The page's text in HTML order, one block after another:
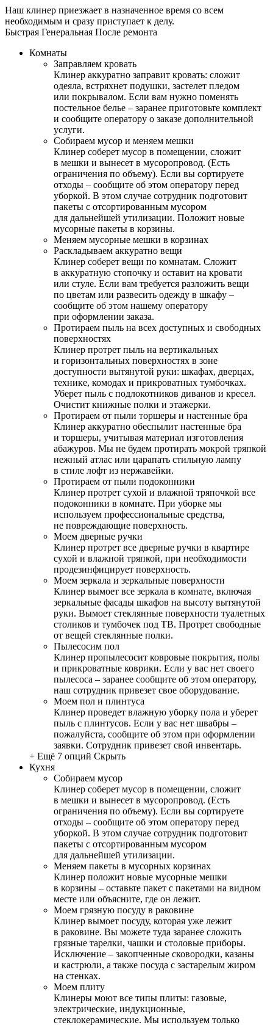
Наш клинер приезжает в назначенное время со всем
необходимым и сразу приступает к делу.
Быстрая Генеральная После ремонта
Комнаты
Заправляем кровать
Клинер аккуратно заправит кровать: сложит
одеяла, встряхнет подушки, застелет пледом
или покрывалом. Если вам нужно поменять
постельное белье – заранее приготовьте комплект
и сообщите оператору о заказе дополнительной
услуги.
Собираем мусор и меняем мешки
Клинер соберет мусор в помещении, сложит
в мешки и вынесет в мусоропровод. (Есть
ограничения по объему). Если вы сортируете
отходы – сообщите об этом оператору перед
уборкой. В этом случае сотрудник подготовит
пакеты с отсортированным мусором
для дальнейшей утилизации. Положит новые
мусорные пакеты в корзины.
Меняем мусорные мешки в корзинах
Раскладываем аккуратно вещи
Клинер соберет вещи по комнатам. Сложит
в аккуратную стопочку и оставит на кровати
или стуле. Если вам требуется разложить вещи
по цветам или развесить одежду в шкафу –
сообщите об этом нашему оператору
при оформлении заказа.
Протираем пыль на всех доступных и свободных
поверхностях
Клинер протрет пыль на вертикальных
и горизонтальных поверхностях в зоне
доступности вытянутой руки: шкафах, дверцах,
технике, комодах и прикроватных тумбочках.
Уберет пыль с подлокотников диванов и кресел.
Очистит книжные полки и этажерки.
Протираем от пыли торшеры и настенные бра
Клинер аккуратно обеспылит настенные бра
и торшеры, учитывая материал изготовления
абажуров. Мы не будем протирать мокрой тряпкой
нежный атлас или царапать стильную лампу
в стиле лофт из нержавейки.
Протираем от пыли подоконники
Клинер протрет сухой и влажной тряпочкой все
подоконники в комнате. При уборке мы
используем профессиональные средства,
не повреждающие поверхность.
Моем дверные ручки
Клинер протрет все дверные ручки в квартире
сухой и влажной тряпкой, при необходимости
продезинфицирует поверхность.
Моем зеркала и зеркальные поверхности
Клинер вымоет все зеркала в комнате, включая
зеркальные фасады шкафов на высоту вытянутой
руки. Вымоет стеклянные поверхности туалетных
столиков и тумбочек под ТВ. Протрет свободные
от вещей стеклянные полки.
Пылесосим пол
Клинер пропылесосит ковровые покрытия, полы
и прикроватные коврики. Если у вас нет своего
пылесоса – заранее сообщите об этом оператору,
наш сотрудник привезет свое оборудование.
Моем пол и плинтуса
Клинер проведет влажную уборку пола и уберет
пыль с плинтусов. Если у вас нет швабры –
пожалуйста, сообщите об этом при оформлении
заявки. Сотрудник привезет свой инвентарь.
+ Ещё 7 опций Скрыть
Кухня
Собираем мусор
Клинер соберет мусор в помещении, сложит
в мешки и вынесет в мусоропровод. (Есть
ограничения по объему). Если вы сортируете
отходы – сообщите об этом оператору перед
уборкой. В этом случае сотрудник подготовит
пакеты с отсортированным мусором
для дальнейшей утилизации.
Меняем пакеты в мусорных корзинах
Клинер положит новые мусорные мешки
в корзины – оставьте пакет с пакетами на видном
месте или объясните, где он лежит.
Моем грязную посуду в раковине
Клинер вымоет посуду, которая уже лежит
в раковине. Вы можете туда заранее сложить
грязные тарелки, чашки и столовые приборы.
Исключение – закопченные сковородки, казаны
и кастрюли, а также посуда с застарелым жиром
на стенках.
Моем плиту
Клинеры моют все типы плиты: газовые,
электрические, индукционные,
стеклокерамические. Мы используем только